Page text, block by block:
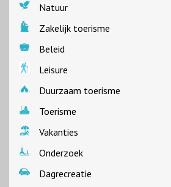
Natuur
Zakelijk toerisme
Beleid
Leisure
Duurzaam toerisme
Toerisme
Vakanties
Onderzoek
Dagrecreatie